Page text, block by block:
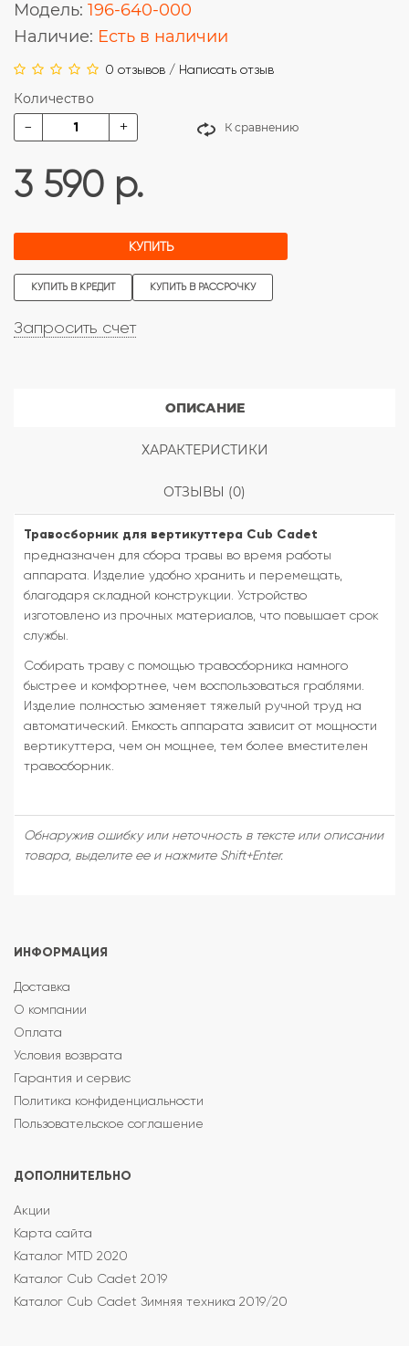
Модель: 196-640-000
Наличие: Есть в наличии
0 отзывов / Написать отзыв
Количество
- + К сравнению
3 590 р.
КУПИТЬ
КУПИТЬ В КРЕДИТ КУПИТЬ В РАССРОЧКУ
Запросить счет
ОПИСАНИЕ
ХАРАКТЕРИСТИКИ
ОТЗЫВЫ (0)
Травосборник для вертикуттера Cub Cadet
предназначен для сбора травы во время работы
аппарата. Изделие удобно хранить и перемещать,
благодаря складной конструкции. Устройство
изготовлено из прочных материалов, что повышает срок
службы.
Собирать траву с помощью травосборника намного
быстрее и комфортнее, чем воспользоваться граблями.
Изделие полностью заменяет тяжелый ручной труд на
автоматический. Емкость аппарата зависит от мощности
вертикуттера, чем он мощнее, тем более вместителен
травосборник.
Обнаружив ошибку или неточность в тексте или описании
товара, выделите ее и нажмите Shift+Enter.
ИНФОРМАЦИЯ
Доставка
О компании
Оплата
Условия возврата
Гарантия и сервис
Политика конфиденциальности
Пользовательское соглашение
ДОПОЛНИТЕЛЬНО
Акции
Карта сайта
Каталог MTD 2020
Каталог Cub Cadet 2019
Каталог Cub Cadet Зимняя техника 2019/20